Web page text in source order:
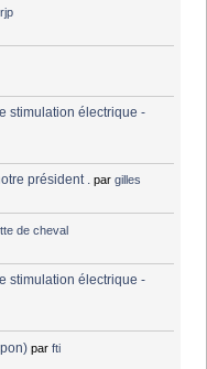
stimulation électrique -
président . pargilles
de cheval
stimulation électrique -
parfti